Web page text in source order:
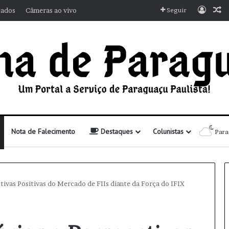
Câmeras ao vivo Seguir
Nota de Falecimento Destaques Colunistas
Positivas do Mercado de FIIs diante da Força do IFIX